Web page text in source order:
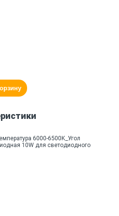
6000-6500K_Угол
10W для светодиодного